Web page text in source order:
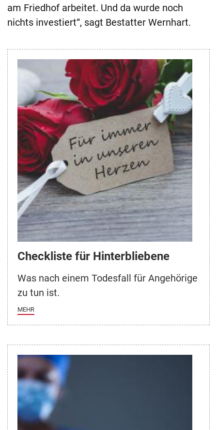
am Friedhof arbeitet. Und da wurde noch
nichts investiert“, sagt Bestatter Wernhart.
Checkliste für Hinterbliebene
Was nach einem Todesfall für Angehörige
zu tun ist.
MEHR